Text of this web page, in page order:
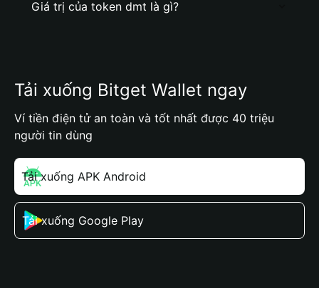
Giá trị của token dmt là gì?
Tải xuống Bitget Wallet ngay
Ví tiền điện tử an toàn và tốt nhất được 40 triệu
người tin dùng
Tải xuống APK Android
Tải xuống Google Play